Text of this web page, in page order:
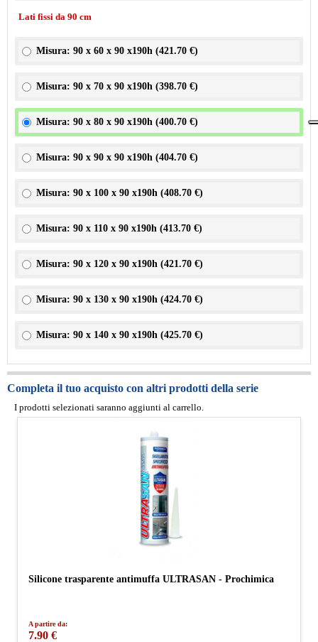
Lati fissi da 90 cm
Misura: 90 x 60 x 90 x190h (421.70 €)
Misura: 90 x 70 x 90 x190h (398.70 €)
Misura: 90 x 80 x 90 x190h (400.70 €)
Misura: 90 x 90 x 90 x190h (404.70 €)
Misura: 90 x 100 x 90 x190h (408.70 €)
Misura: 90 x 110 x 90 x190h (413.70 €)
Misura: 90 x 120 x 90 x190h (421.70 €)
Misura: 90 x 130 x 90 x190h (424.70 €)
Misura: 90 x 140 x 90 x190h (425.70 €)
Completa il tuo acquisto con altri prodotti della serie
I prodotti selezionati saranno aggiunti al carrello.
Silicone trasparente antimuffa ULTRASAN - Prochimica
A partire da:
7.90 €